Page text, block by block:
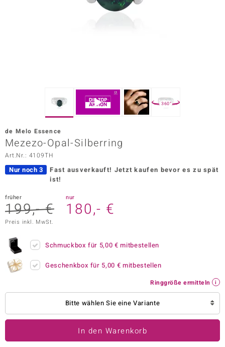
Vogue
BY DE MELO
360°
de Melo Essence
Mezezo-Opal-Silberring
Art.Nr.: 4109TH
Nur noch 3 Fast ausverkauft! Jetzt kaufen bevor es zu spät
ist!
früher
199,- €
nur
180,- €
Preis inkl. MwSt.
Schmuckbox für 5,00 € mitbestellen
Geschenkbox für 5,00 € mitbestellen
Ringgröße ermitteln
Bitte wählen Sie eine Variante
In den Warenkorb